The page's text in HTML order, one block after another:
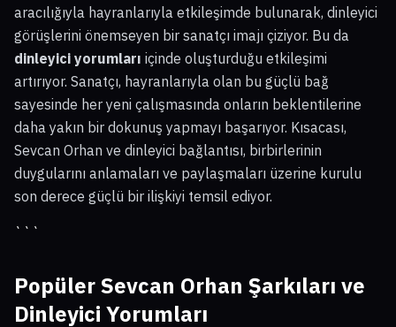
aracılığıyla hayranlarıyla etkileşimde bulunarak, dinleyici
görüşlerini önemseyen bir sanatçı imajı çiziyor. Bu da
dinleyici yorumları içinde oluşturduğu etkileşimi
artırıyor. Sanatçı, hayranlarıyla olan bu güçlü bağ
sayesinde her yeni çalışmasında onların beklentilerine
daha yakın bir dokunuş yapmayı başarıyor. Kısacası,
Sevcan Orhan ve dinleyici bağlantısı, birbirlerinin
duygularını anlamaları ve paylaşmaları üzerine kurulu
son derece güçlü bir ilişkiyi temsil ediyor.
```
Popüler Sevcan Orhan Şarkıları ve
Dinleyici Yorumları